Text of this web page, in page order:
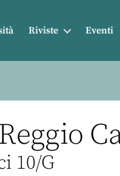
Riviste Eventi
10/G